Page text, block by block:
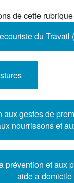
de cette
du Travail
aux gestes de
nourrissons et
prévention et aux
aide a domicile